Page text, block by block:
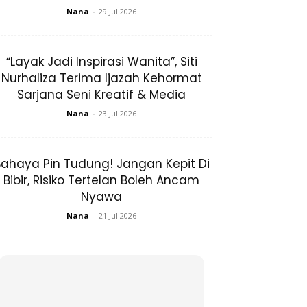
Nana - 29 Jul 2026
“Layak Jadi Inspirasi Wanita”, Siti
Nurhaliza Terima Ijazah Kehormat
Sarjana Seni Kreatif & Media
Nana - 23 Jul 2026
Pin Tudung! Jangan Kepit Di
Bibir, Risiko Tertelan Boleh Ancam
Nyawa
Nana - 21 Jul 2026